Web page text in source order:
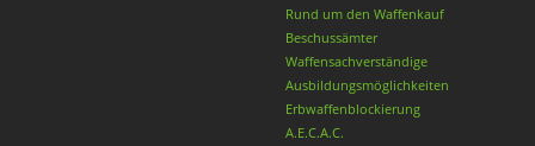
Rund um den Waffenkauf
Beschussämter
Waffensachverständige
Ausbildungsmöglichkeiten
Erbwaffenblockierung
A.E.C.A.C.